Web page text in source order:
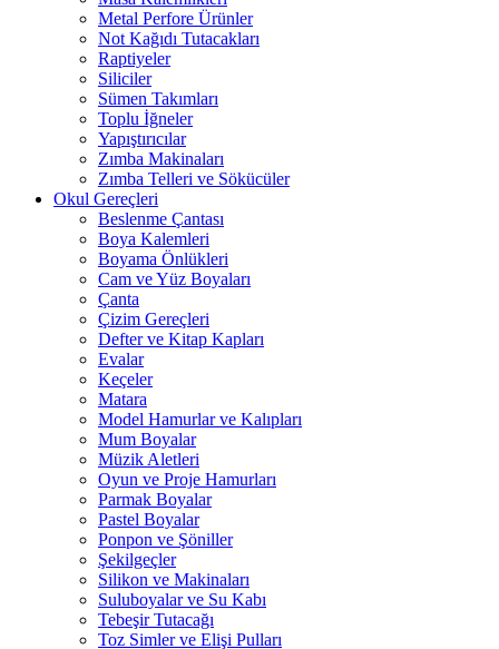
Metal Perfore Ürünler
Not Kağıdı Tutacakları
Raptiyeler
Siliciler
Sümen Takımları
Toplu İğneler
Yapıştırıcılar
Zımba Makinaları
Zımba Telleri ve Sökücüler
Okul Gereçleri
Beslenme Çantası
Boya Kalemleri
Boyama Önlükleri
Cam ve Yüz Boyaları
Çanta
Çizim Gereçleri
Defter ve Kitap Kapları
Evalar
Keçeler
Matara
Model Hamurlar ve Kalıpları
Mum Boyalar
Müzik Aletleri
Oyun ve Proje Hamurları
Parmak Boyalar
Pastel Boyalar
Ponpon ve Şöniller
Şekilgeçler
Silikon ve Makinaları
Suluboyalar ve Su Kabı
Tebeşir Tutacağı
Toz Simler ve Elişi Pulları